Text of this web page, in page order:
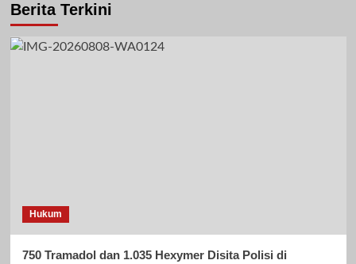
Berita Terkini
Hukum
750 Tramadol dan 1.035 Hexymer Disita Polisi di